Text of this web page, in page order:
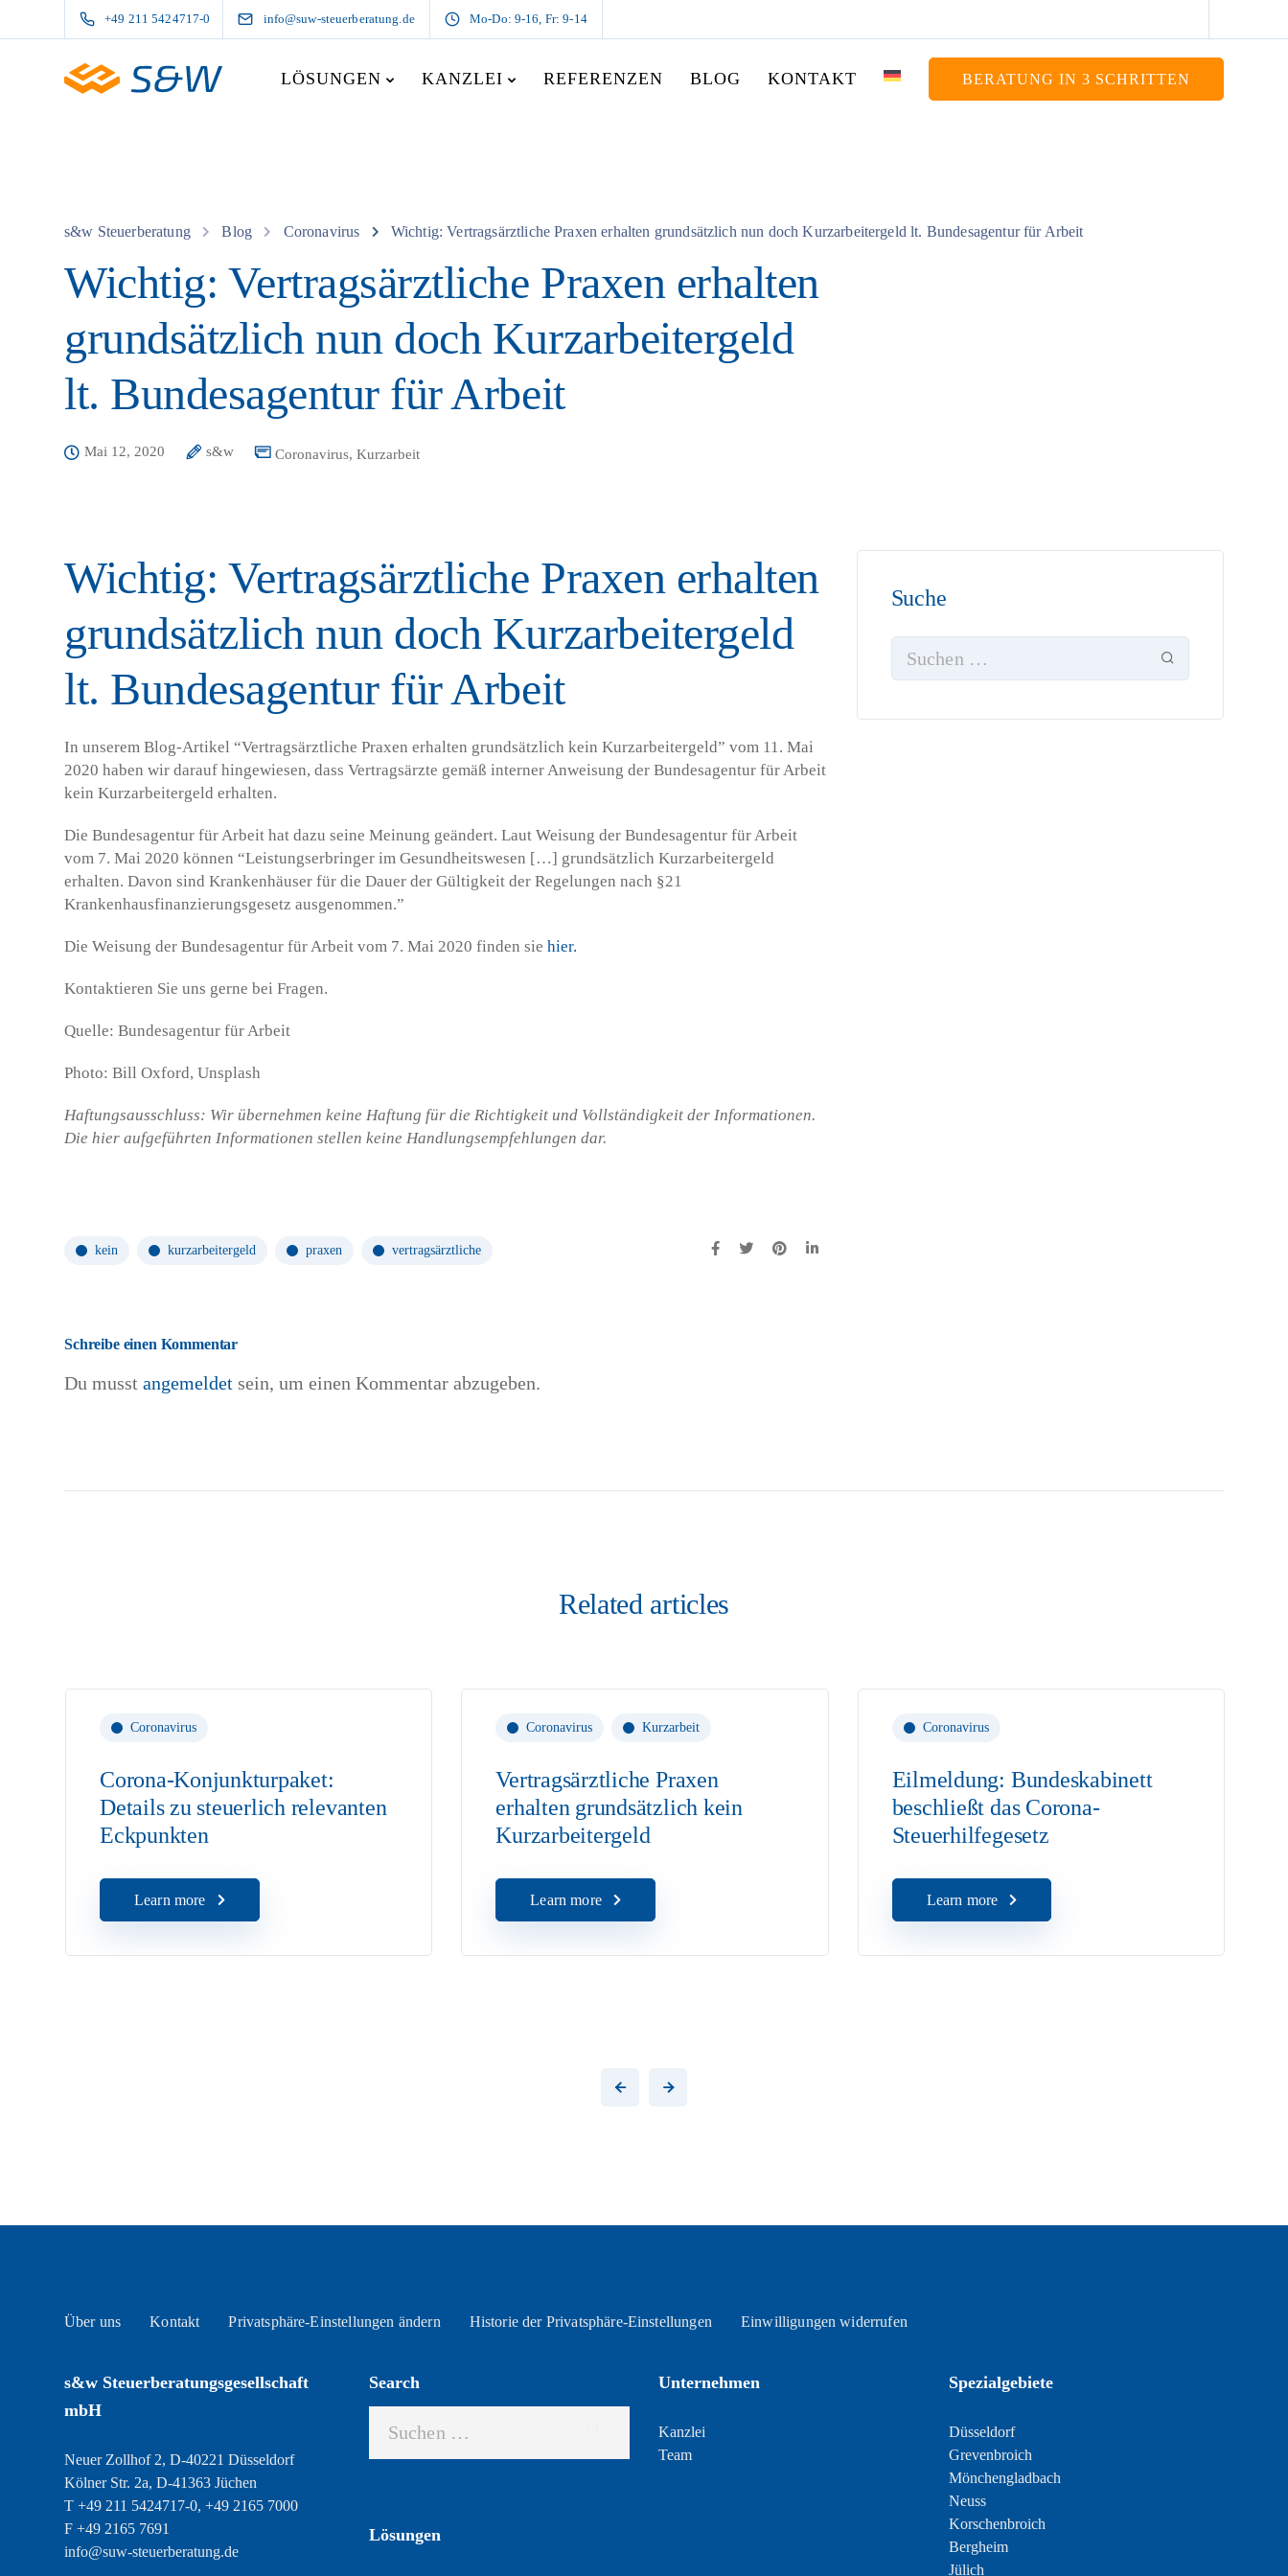
+49 211 5424717-0 info@suw-steuerberatung.de Mo-Do: 9-16, Fr: 9-14
LÖSUNGEN KANZLEI REFERENZEN BLOG KONTAKT BERATUNG IN 3 SCHRITTEN
s&w Steuerberatung Blog Coronavirus Wichtig: Vertragsärztliche Praxen erhalten grundsätzlich nun doch Kurzarbeitergeld lt. Bundesagentur für Arbeit
Wichtig: Vertragsärztliche Praxen erhalten
grundsätzlich nun doch Kurzarbeitergeld
lt. Bundesagentur für Arbeit
Mai 12, 2020 s&w Coronavirus, Kurzarbeit
Wichtig: Vertragsärztliche Praxen erhalten
grundsätzlich nun doch Kurzarbeitergeld
lt. Bundesagentur für Arbeit
In unserem Blog-Artikel “Vertragsärztliche Praxen erhalten grundsätzlich kein Kurzarbeitergeld” vom 11. Mai
2020 haben wir darauf hingewiesen, dass Vertragsärzte gemäß interner Anweisung der Bundesagentur für Arbeit
kein Kurzarbeitergeld erhalten.
Die Bundesagentur für Arbeit hat dazu seine Meinung geändert. Laut Weisung der Bundesagentur für Arbeit
vom 7. Mai 2020 können “Leistungserbringer im Gesundheitswesen […] grundsätzlich Kurzarbeitergeld
erhalten. Davon sind Krankenhäuser für die Dauer der Gültigkeit der Regelungen nach §21
Krankenhausfinanzierungsgesetz ausgenommen.”
Die Weisung der Bundesagentur für Arbeit vom 7. Mai 2020 finden sie hier.
Kontaktieren Sie uns gerne bei Fragen.
Quelle: Bundesagentur für Arbeit
Photo: Bill Oxford, Unsplash
Haftungsausschluss: Wir übernehmen keine Haftung für die Richtigkeit und Vollständigkeit der Informationen.
Die hier aufgeführten Informationen stellen keine Handlungsempfehlungen dar.
kein kurzarbeitergeld praxen vertragsärztliche
Schreibe einen Kommentar
Du musst angemeldet sein, um einen Kommentar abzugeben.
Suche
Related articles
Coronavirus
Corona-Konjunkturpaket:
Details zu steuerlich relevanten
Eckpunkten
Learn more
Coronavirus Kurzarbeit
Vertragsärztliche Praxen
erhalten grundsätzlich kein
Kurzarbeitergeld
Learn more
Coronavirus
Eilmeldung: Bundeskabinett
beschließt das Corona-
Steuerhilfegesetz
Learn more
Über uns Kontakt Privatsphäre-Einstellungen ändern Historie der Privatsphäre-Einstellungen Einwilligungen widerrufen
s&w Steuerberatungsgesellschaft
mbH
Neuer Zollhof 2, D-40221 Düsseldorf
Kölner Str. 2a, D-41363 Jüchen
T +49 211 5424717-0, +49 2165 7000
F +49 2165 7691
info@suw-steuerberatung.de
Search
Lösungen
Unternehmen
Kanzlei
Team
Spezialgebiete
Düsseldorf
Grevenbroich
Mönchengladbach
Neuss
Korschenbroich
Bergheim
Jülich